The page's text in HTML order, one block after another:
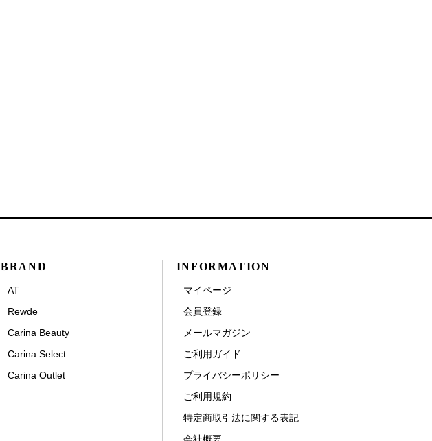
BRAND
AT
Rewde
Carina Beauty
Carina Select
Carina Outlet
INFORMATION
マイページ
会員登録
メールマガジン
ご利用ガイド
プライバシーポリシー
ご利用規約
特定商取引法に関する表記